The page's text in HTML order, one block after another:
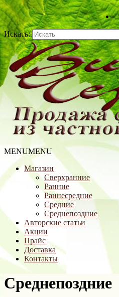
Искать:
MENUMENU
Магазин
Сверхранние
Ранние
Раннесредние
Средние
Среднепоздние
Авторские статьи
Акции
Прайс
Доставка
Контакты
Среднепоздние